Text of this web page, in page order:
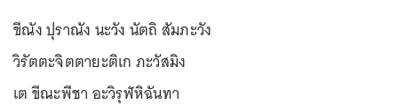
ขีณัง ปุราณัง นะวัง นัตถิ สัมภะวัง
วิรัตตะจิตตายะติเก ภะวัสมิง
เต ขีณะพีชา อะวิรุฬหิฉันทา